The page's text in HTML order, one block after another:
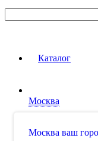
Каталог
Москва
Москва ваш